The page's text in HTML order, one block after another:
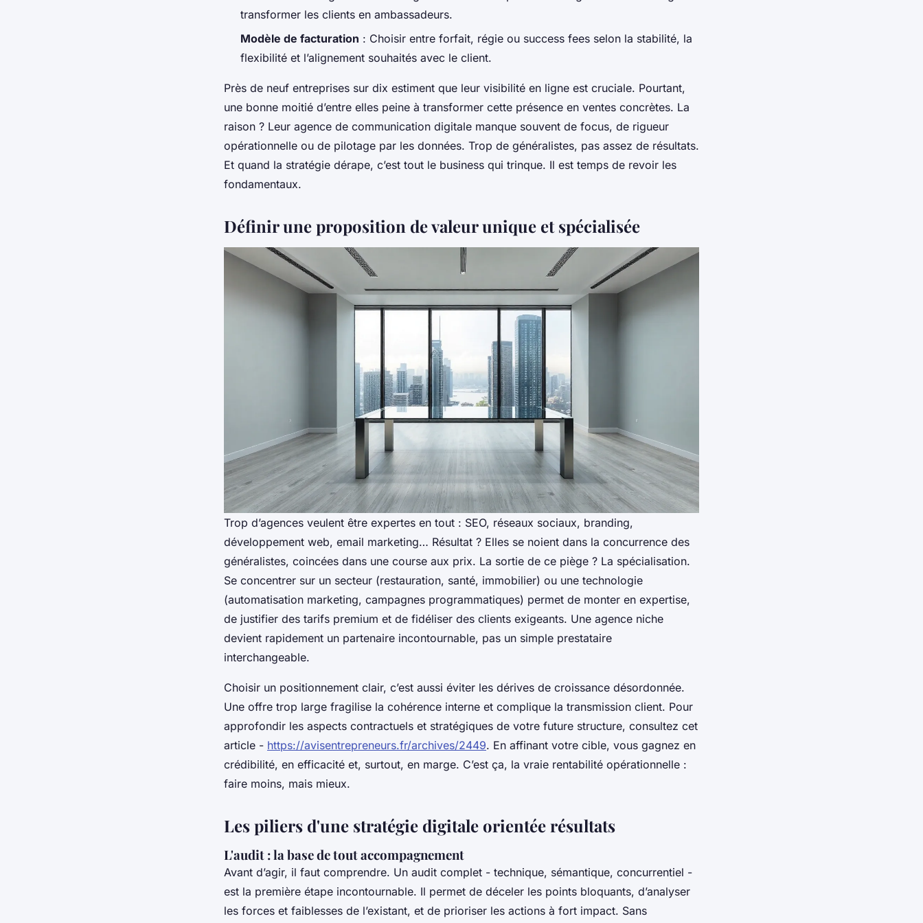
transformer les clients en ambassadeurs.
Modèle de facturation : Choisir entre forfait, régie ou success fees selon la stabilité, la
flexibilité et l’alignement souhaités avec le client.
Près de neuf entreprises sur dix estiment que leur visibilité en ligne est cruciale. Pourtant,
une bonne moitié d’entre elles peine à transformer cette présence en ventes concrètes. La
raison ? Leur agence de communication digitale manque souvent de focus, de rigueur
opérationnelle ou de pilotage par les données. Trop de généralistes, pas assez de résultats.
Et quand la stratégie dérape, c’est tout le business qui trinque. Il est temps de revoir les
fondamentaux.
Définir une proposition de valeur unique et spécialisée
Trop d’agences veulent être expertes en tout : SEO, réseaux sociaux, branding,
développement web, email marketing… Résultat ? Elles se noient dans la concurrence des
généralistes, coincées dans une course aux prix. La sortie de ce piège ? La spécialisation.
Se concentrer sur un secteur (restauration, santé, immobilier) ou une technologie
(automatisation marketing, campagnes programmatiques) permet de monter en expertise,
de justifier des tarifs premium et de fidéliser des clients exigeants. Une agence niche
devient rapidement un partenaire incontournable, pas un simple prestataire
interchangeable.
Choisir un positionnement clair, c’est aussi éviter les dérives de croissance désordonnée.
Une offre trop large fragilise la cohérence interne et complique la transmission client. Pour
approfondir les aspects contractuels et stratégiques de votre future structure, consultez cet
article - https://avisentrepreneurs.fr/archives/2449. En affinant votre cible, vous gagnez en
crédibilité, en efficacité et, surtout, en marge. C’est ça, la vraie rentabilité opérationnelle :
faire moins, mais mieux.
Les piliers d'une stratégie digitale orientée résultats
L'audit : la base de tout accompagnement
Avant d’agir, il faut comprendre. Un audit complet - technique, sémantique, concurrentiel -
est la première étape incontournable. Il permet de déceler les points bloquants, d’analyser
les forces et faiblesses de l’existant, et de prioriser les actions à fort impact. Sans